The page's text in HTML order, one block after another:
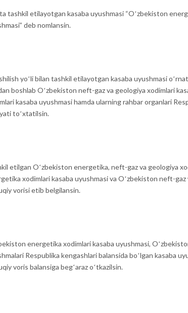
tashkil etilayotgan kasaba uyushmasi “Oʻzbekiston
deb nomlansin.
yoʻli bilan tashkil etilayotgan kasaba uyushmasi
boshlab Oʻzbekiston neft-gaz va geologiya xodimlari
kasaba uyushmasi hamda ularning rahbar organlari
toʻxtatilsin.
etilgan Oʻzbekiston energetika, neft-gaz va geologiya
xodimlari kasaba uyushmasi va Oʻzbekiston neft-
vorisi etib belgilansin.
energetika xodimlari kasaba uyushmasi,
Respublika kengashlari balansida boʻlgan kasaba
voris balansiga begʻaraz oʻtkazilsin.